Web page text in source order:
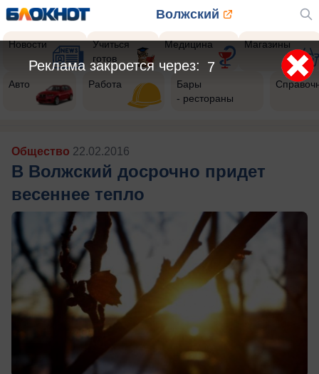
Волжский
Новости
Учиться
готов
Медицина Магазины
Авто Работа
Бары
- рестораны
Общество 22.02.2016
В Волжский досрочно придет
весеннее тепло
5
Реклама закроется через: